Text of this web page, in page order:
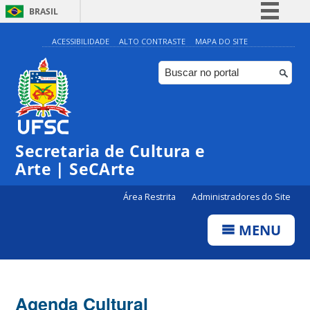
BRASIL
Simplifique!
Comunica BR
Participe
ACESSIBILIDADE ALTO CONTRASTE MAPA DO SITE
Secretaria de Cultura e
Arte | SeCArte
Área Restrita Administradores do Site
MENU
Agenda Cultural